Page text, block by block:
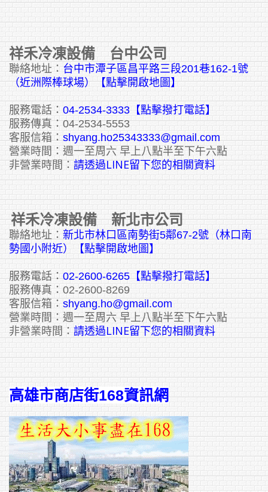
祥禾冷凍設備 台中公司
聯絡地址： 台中市潭子區昌平路三段201巷162-1號
（近洲際棒球場）【點擊開啟地圖】
服務電話： 04-2534-3333 【點擊撥打電話】
服務傳真：04-2534-5553
客服信箱： shyang.ho25343333@gmail.com
營業時間：週一至周六 早上八點半至下午六點
非營業時間： 請透過LINE留下您的相關資料
祥禾冷凍設備 新北市公司
聯絡地址： 新北市林口區南勢街5鄰67-2號（林口南
勢國小附近）【點擊開啟地圖】
服務電話： 02-2600-6265 【點擊撥打電話】
服務傳真：02-2600-8269
客服信箱： shyang.ho@gmail.com
營業時間：週一至周六 早上八點半至下午六點
非營業時間： 請透過LINE留下您的相關資料
高雄市商店街168資訊網